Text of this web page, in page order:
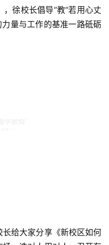
徐校长倡导”教“若用心丈
量与工作的基准一路砥砺
给大家分享《新校区如何